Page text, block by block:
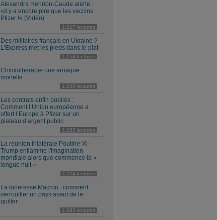
Alexandra Henrion-Caude alerte :
«Il y a encore pire que les vaccins
Pfizer !» (Vidéo)
1,217 lectures
Des militaires français en Ukraine ?
L’Express met les pieds dans le plat
1,154 lectures
Chimiotherapie une arnaque
mortelle
1,140 lectures
Les contrats enfin publiés :
Comment l’Union européenne a
offert l’Europe à Pfizer sur un
plateau d’argent public
1,132 lectures
La réunion trilatérale Poutine-Xi-
Trump enflamme l'imagination
mondiale alors que commence la «
longue nuit »
1,114 lectures
La forteresse Macron : comment
verrouiller un pays avant de le
quitter
1,083 lectures